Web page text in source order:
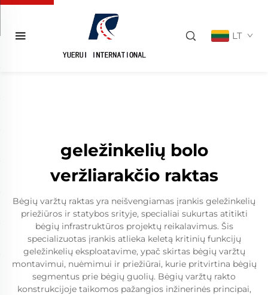
LT
geležinkelių bolo
veržliarakčio raktas
Bėgių varžtų raktas yra neišvengiamas įrankis geležinkelių
priežiūros ir statybos srityje, specialiai sukurtas atitikti
bėgių infrastruktūros projektų reikalavimus. Šis
specializuotas įrankis atlieka keletą kritinių funkcijų
geležinkelių eksploatavime, ypač skirtas bėgių varžtų
montavimui, nuėmimui ir priežiūrai, kurie pritvirtina bėgių
segmentus prie bėgių guolių. Bėgių varžtų rakto
konstrukcijoje taikomos pažangios inžinerinės principai,